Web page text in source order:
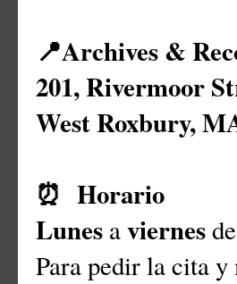
📍Archives &
201, Rivermoor
West Roxbury,
⏰ Horario
Lunes aviernesde
Para pedir la cita